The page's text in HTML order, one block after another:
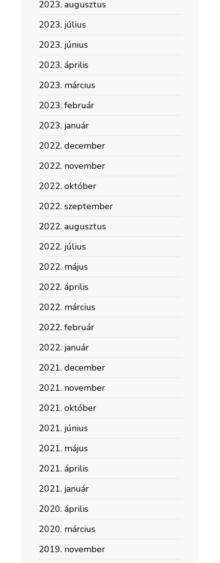
2023. augusztus
2023. július
2023. június
2023. április
2023. március
2023. február
2023. január
2022. december
2022. november
2022. október
2022. szeptember
2022. augusztus
2022. július
2022. május
2022. április
2022. március
2022. február
2022. január
2021. december
2021. november
2021. október
2021. június
2021. május
2021. április
2021. január
2020. április
2020. március
2019. november